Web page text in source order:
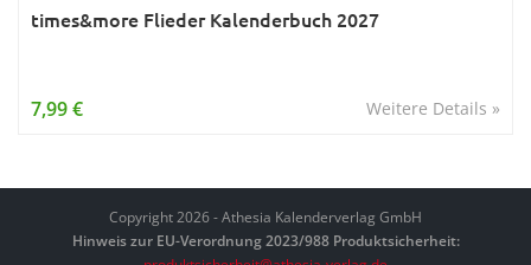
times&more Flieder Kalenderbuch 2027
Weitere Details »
7,99 €
Copyright 2026 - Athesia Kalenderverlag GmbH
Hinweis zur EU-Verordnung 2023/988 Produktsicherheit: